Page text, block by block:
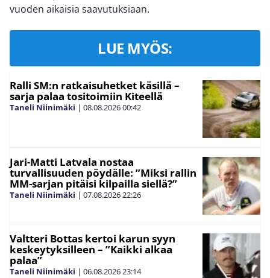
vuoden aikaisia saavutuksiaan.
LUE MYÖS:
Ralli SM:n ratkaisuhetket käsillä –
sarja palaa tositoimiin Kiteellä
Taneli Niinimäki | 08.08.202600:42
Jari-Matti Latvala nostaa
turvallisuuden pöydälle: ”Miksi rallin
MM-sarjan pitäisi kilpailla siellä?”
Taneli Niinimäki | 07.08.202622:26
Valtteri Bottas kertoi karun syyn
keskeytyksilleen – ”Kaikki alkaa
palaa”
Taneli Niinimäki | 06.08.202623:14